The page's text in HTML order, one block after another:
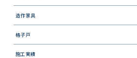
造作家具
格子戸
施工実績